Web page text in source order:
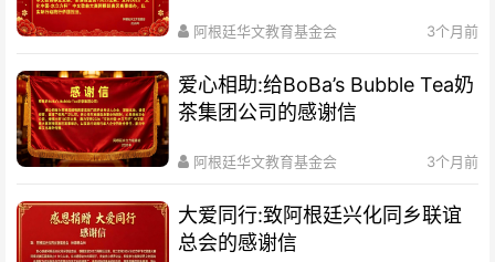
阿根廷华文教育基金会 3个月前
爱心相助:给BoBa’s Bubble Tea奶
茶集团公司的感谢信
阿根廷华文教育基金会 3个月前
大爱同行:致阿根廷兴化同乡联谊
总会的感谢信